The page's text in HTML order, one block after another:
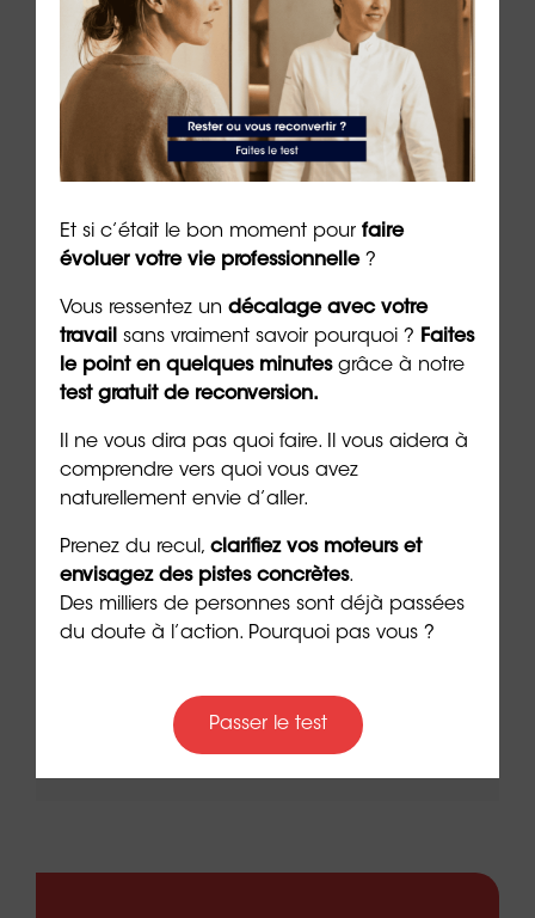
Retrouver la joie après un burn-
out : un chemin possible
4 min. de lecture
Les + consultés
Nouveau : testez vos “soft
skills” avec ORIENTACTION
3 min. de lecture
Et si c’était le bon moment pour faire
évoluer votre vie professionnelle?
Vous ressentez un décalage avec votre
travail sans vraiment savoir pourquoi ? Faites
le point en quelques minutesgrâce à notre
test gratuit de reconversion.
Il ne vous dira pas quoi faire. Il vous aidera à
comprendre vers quoi vous avez
naturellement envie d’aller.
Prenez du recul, clarifiez vos moteurs et
envisagez des pistes concrètes.
Des milliers de personnes sont déjà passées
du doute à l’action. Pourquoi pas vous ?
Passer le test